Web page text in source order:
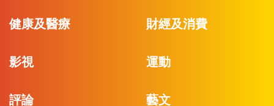
健康及醫療 財經及消費
影視 運動
評論 藝文